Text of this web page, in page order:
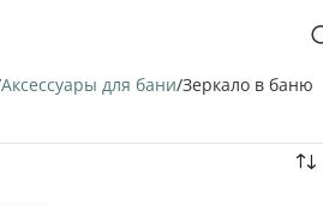
Аксессуары для бани Зеркало в баню